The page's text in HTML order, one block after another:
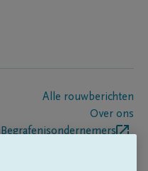
Alle rouwberichten
Over ons
Begrafenisondernemers